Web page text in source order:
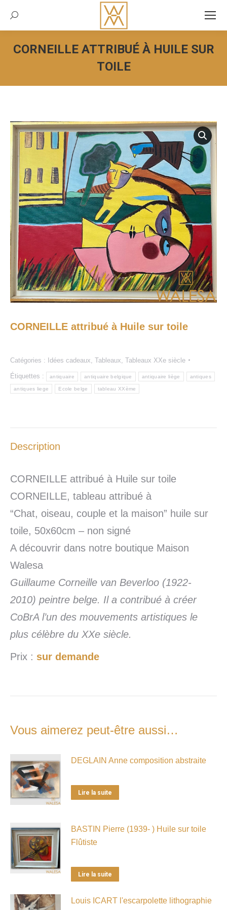
Recherche:
CORNEILLE ATTRIBUÉ À HUILE SUR
TOILE
Vous êtes ici :
CORNEILLE attribué à Huile sur toile
Catégories : Idées cadeaux Tableaux Tableaux XXe siècle
Étiquettes : antiquaire antiquaire belgique antiquaire liège antiques
antiques liege Ecole belge tableau XXème
Description
CORNEILLE attribué à Huile sur toile
CORNEILLE, tableau attribué à
“Chat, oiseau, couple et la maison” huile sur
toile, 50x60cm – non signé
A découvrir dans notre boutique Maison
Walesa
Guillaume Corneille van Beverloo (1922-
2010) peintre belge. Il a contribué à créer
CoBrA l’un des mouvements artistiques le
plus célèbre du XXe siècle.
Prix : sur demande
Vous aimerez peut-être aussi…
DEGLAIN Anne composition abstraite
Lire la suite
BASTIN Pierre (1939- ) Huile sur toile
Flûtiste
Lire la suite
Louis ICART l'escarpolette lithographie